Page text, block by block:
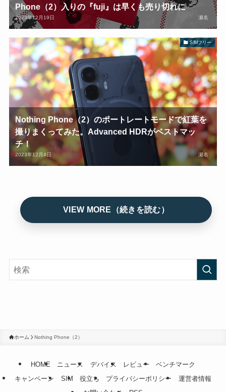
Phone（2）入りの『fuji』は早くも売り切れに
2023年12月19日 瀬名
SIMフリー
Nothing Phone（2）のポートレートモードで紅葉を
撮りまくってみた。Advanced HDRがベストマッ
チ！
2023年12月4日 瀬名
ホーム Nothing Phone（2）
HOME ニュース デバイス レビュー
ベンチマーク
キャンペーン
SIM 役立ち プライバシーポリシー
運営者情報